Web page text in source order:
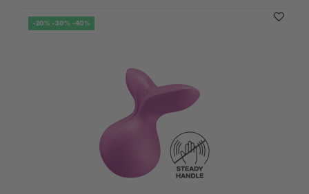
-20% -30% -40%